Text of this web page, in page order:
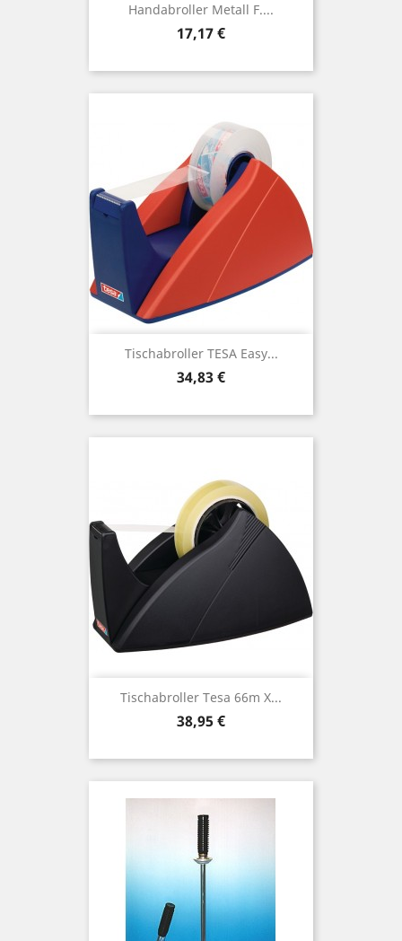
Handabroller Metall F....
Preis
17,17 €
Tischabroller TESA Easy...
Preis
34,83 €
Tischabroller Tesa 66m X...
Preis
38,95 €